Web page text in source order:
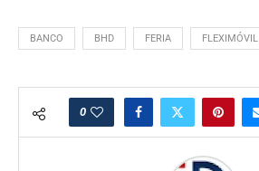
BANCO BHD FERIA FLEXIMÓVIL
0